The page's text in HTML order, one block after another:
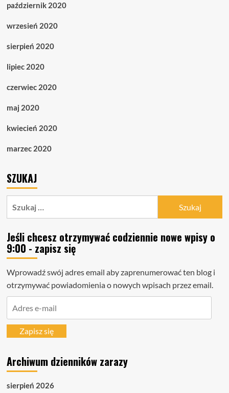
październik 2020
wrzesień 2020
sierpień 2020
lipiec 2020
czerwiec 2020
maj 2020
kwiecień 2020
marzec 2020
SZUKAJ
Jeśli chcesz otrzymywać codziennie nowe wpisy o
9:00 - zapisz się
Wprowadź swój adres email aby zaprenumerować ten blog i
otrzymywać powiadomienia o nowych wpisach przez email.
mailZapisz się
Archiwum dzienników zarazy
sierpień 2026